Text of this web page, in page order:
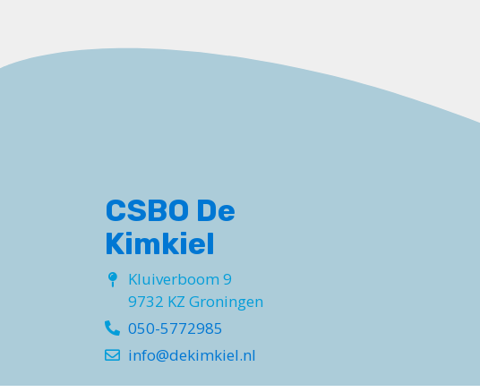
CSBO De
Kimkiel
Kluiverboom 9
9732 KZ Groningen
050-5772985
info@dekimkiel.nl